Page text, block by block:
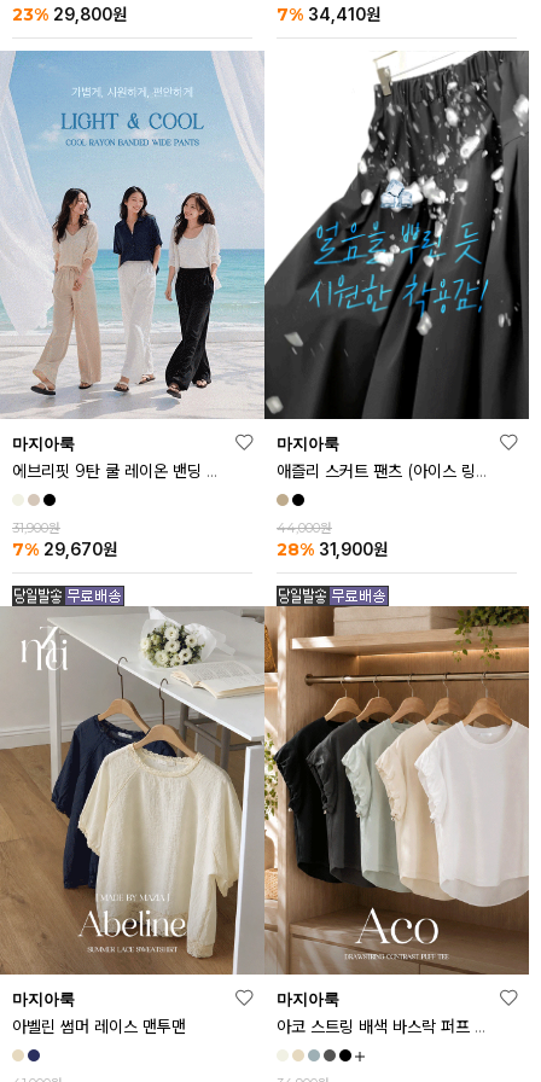
23% 29,800원 7% 34,410원
마지아룩
에브리핏 9탄 쿨 레이온 밴딩 와이드 팬츠
31,900원
7% 29,670원
마지아룩
애즐리 스커트 팬츠 (아이스 링클프리ver.)
44,000원
28% 31,900원
마지아룩
아벨린 썸머 레이스 맨투맨
마지아룩
아코 스트링 배색 바스락 퍼프 반팔티